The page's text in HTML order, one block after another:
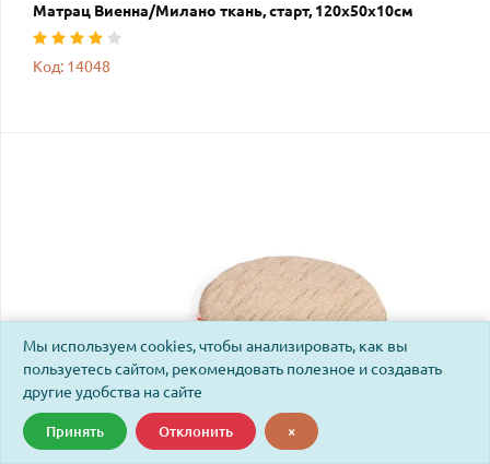
Матрац Виенна/Милано ткань, старт, 120х50х10см
Код: 14048
Мы используем cookies, чтобы анализировать, как вы
пользуетесь сайтом, рекомендовать полезное и создавать
другие удобства на сайте
Принять Отклонить ×